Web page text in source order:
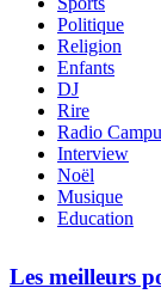
Politique
Religion
Enfants
DJ
Rire
Radio
Interview
Noël
Musique
Education
Les meilleurs